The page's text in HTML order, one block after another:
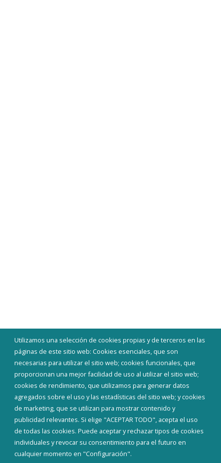
Utilizamos una selección de cookies propias y de terceros en las
páginas de este sitio web: Cookies esenciales, que son
necesarias para utilizar el sitio web; cookies funcionales, que
proporcionan una mejor facilidad de uso al utilizar el sitio web;
cookies de rendimiento, que utilizamos para generar datos
agregados sobre el uso y las estadísticas del sitio web; y cookies
de marketing, que se utilizan para mostrar contenido y
publicidad relevantes. Si elige "ACEPTAR TODO", acepta el uso
de todas las cookies. Puede aceptar y rechazar tipos de cookies
individuales y revocar su consentimiento para el futuro en
cualquier momento en "Configuración".